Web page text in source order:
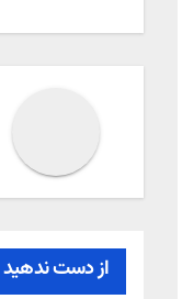
از دست ندهید